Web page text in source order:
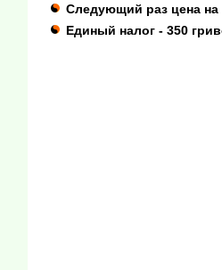
Следующий раз цена на
Единый налог - 350